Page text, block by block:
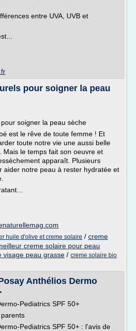
entre UVA, UVB et
pour soigner la peau
soigner la peau sèche
est le rêve de toute femme ! Et
toute notre vie une aussi belle
Mais le temps fait son oeuvre et
apparaît. Plusieurs
aider notre peau à rester hydratée et
huile d'olive et creme solaire / creme
creme solaire pour peau
visage peau grasse / creme solaire bio
Anthélios Dermo
Pediatrics SPF 50+
Pediatrics SPF 50+ : l'avis de